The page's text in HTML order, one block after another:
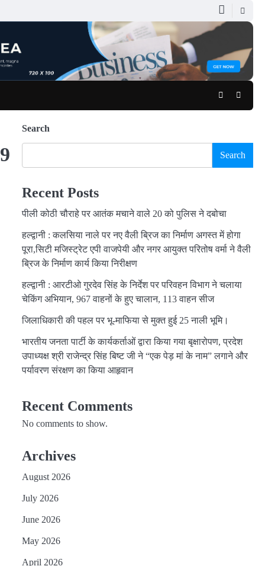
Facebook
Search
Search
Recent Posts
पीली कोठी चौराहे पर आतंक मचाने वाले 20 को पुलिस ने दबोचा
हल्द्वानी : कलसिया नाले पर नए वैली ब्रिज का निर्माण अगस्त में होगा
पूरा,सिटी मजिस्ट्रेट एपी वाजपेयी और नगर आयुक्त परितोष वर्मा ने वैली
ब्रिज के निर्माण कार्य किया निरीक्षण
हल्द्वानी : आरटीओ गुरदेव सिंह के निर्देश पर परिवहन विभाग ने चलाया
चेकिंग अभियान, 967 वाहनों के हुए चालान, 113 वाहन सीज
जिलाधिकारी की पहल पर भू-माफिया से मुक्त हुई 25 नाली भूमि।
भारतीय जनता पार्टी के कार्यकर्ताओं द्वारा किया गया बृक्षारोपण, प्रदेश
उपाध्यक्ष श्री राजेन्द्र सिंह बिष्ट जी ने “एक पेड़ मां के नाम” लगाने और
पर्यावरण संरक्षण का किया आहृवान
Recent Comments
No comments to show.
Archives
August 2026
July 2026
June 2026
May 2026
April 2026